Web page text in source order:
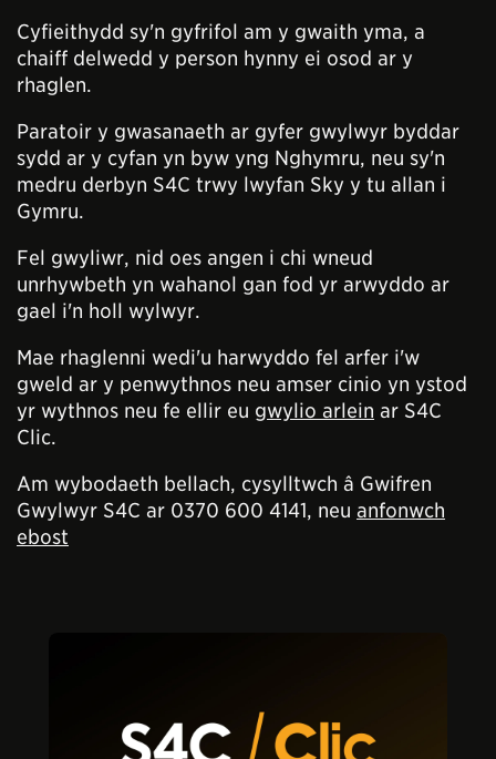
Cyfieithydd sy'n gyfrifol am y gwaith yma, a
chaiff delwedd y person hynny ei osod ar y
rhaglen.
Paratoir y gwasanaeth ar gyfer gwylwyr byddar
sydd ar y cyfan yn byw yng Nghymru, neu sy'n
medru derbyn S4C trwy lwyfan Sky y tu allan i
Gymru.
Fel gwyliwr, nid oes angen i chi wneud
unrhywbeth yn wahanol gan fod yr arwyddo ar
gael i'n holl wylwyr.
Mae rhaglenni wedi'u harwyddo fel arfer i'w
gweld ar y penwythnos neu amser cinio yn ystod
yr wythnos neu fe ellir eu gwylio arlein ar S4C
Clic.
Am wybodaeth bellach, cysylltwch â Gwifren
Gwylwyr S4C ar 0370 600 4141, neu anfonwch
ebost